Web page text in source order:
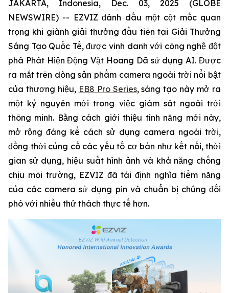
JAKARTA, Indonesia, Dec. 03, 2025 (GLOBE
NEWSWIRE) -- EZVIZ đánh dấu một cột mốc quan
trọng khi giành giải thưởng đầu tiên tại Giải Thưởng
Sáng Tạo Quốc Tế, được vinh danh với công nghệ đột
phá Phát Hiện Động Vật Hoang Dã sử dụng AI. Được
ra mắt trên dòng sản phẩm camera ngoài trời nổi bật
của thương hiệu, EB8 Pro Series, sáng tạo này mở ra
một kỷ nguyên mới trong việc giám sát ngoài trời
thông minh. Bằng cách giới thiệu tính năng mới này,
mở rộng đáng kể cách sử dụng camera ngoài trời,
đồng thời củng cố các yếu tố cơ bản như kết nối, thời
gian sử dụng, hiệu suất hình ảnh và khả năng chống
chịu môi trường, EZVIZ đã tái định nghĩa tiềm năng
của các camera sử dụng pin và chuẩn bị chúng đối
phó với nhiều thử thách thực tế hơn.